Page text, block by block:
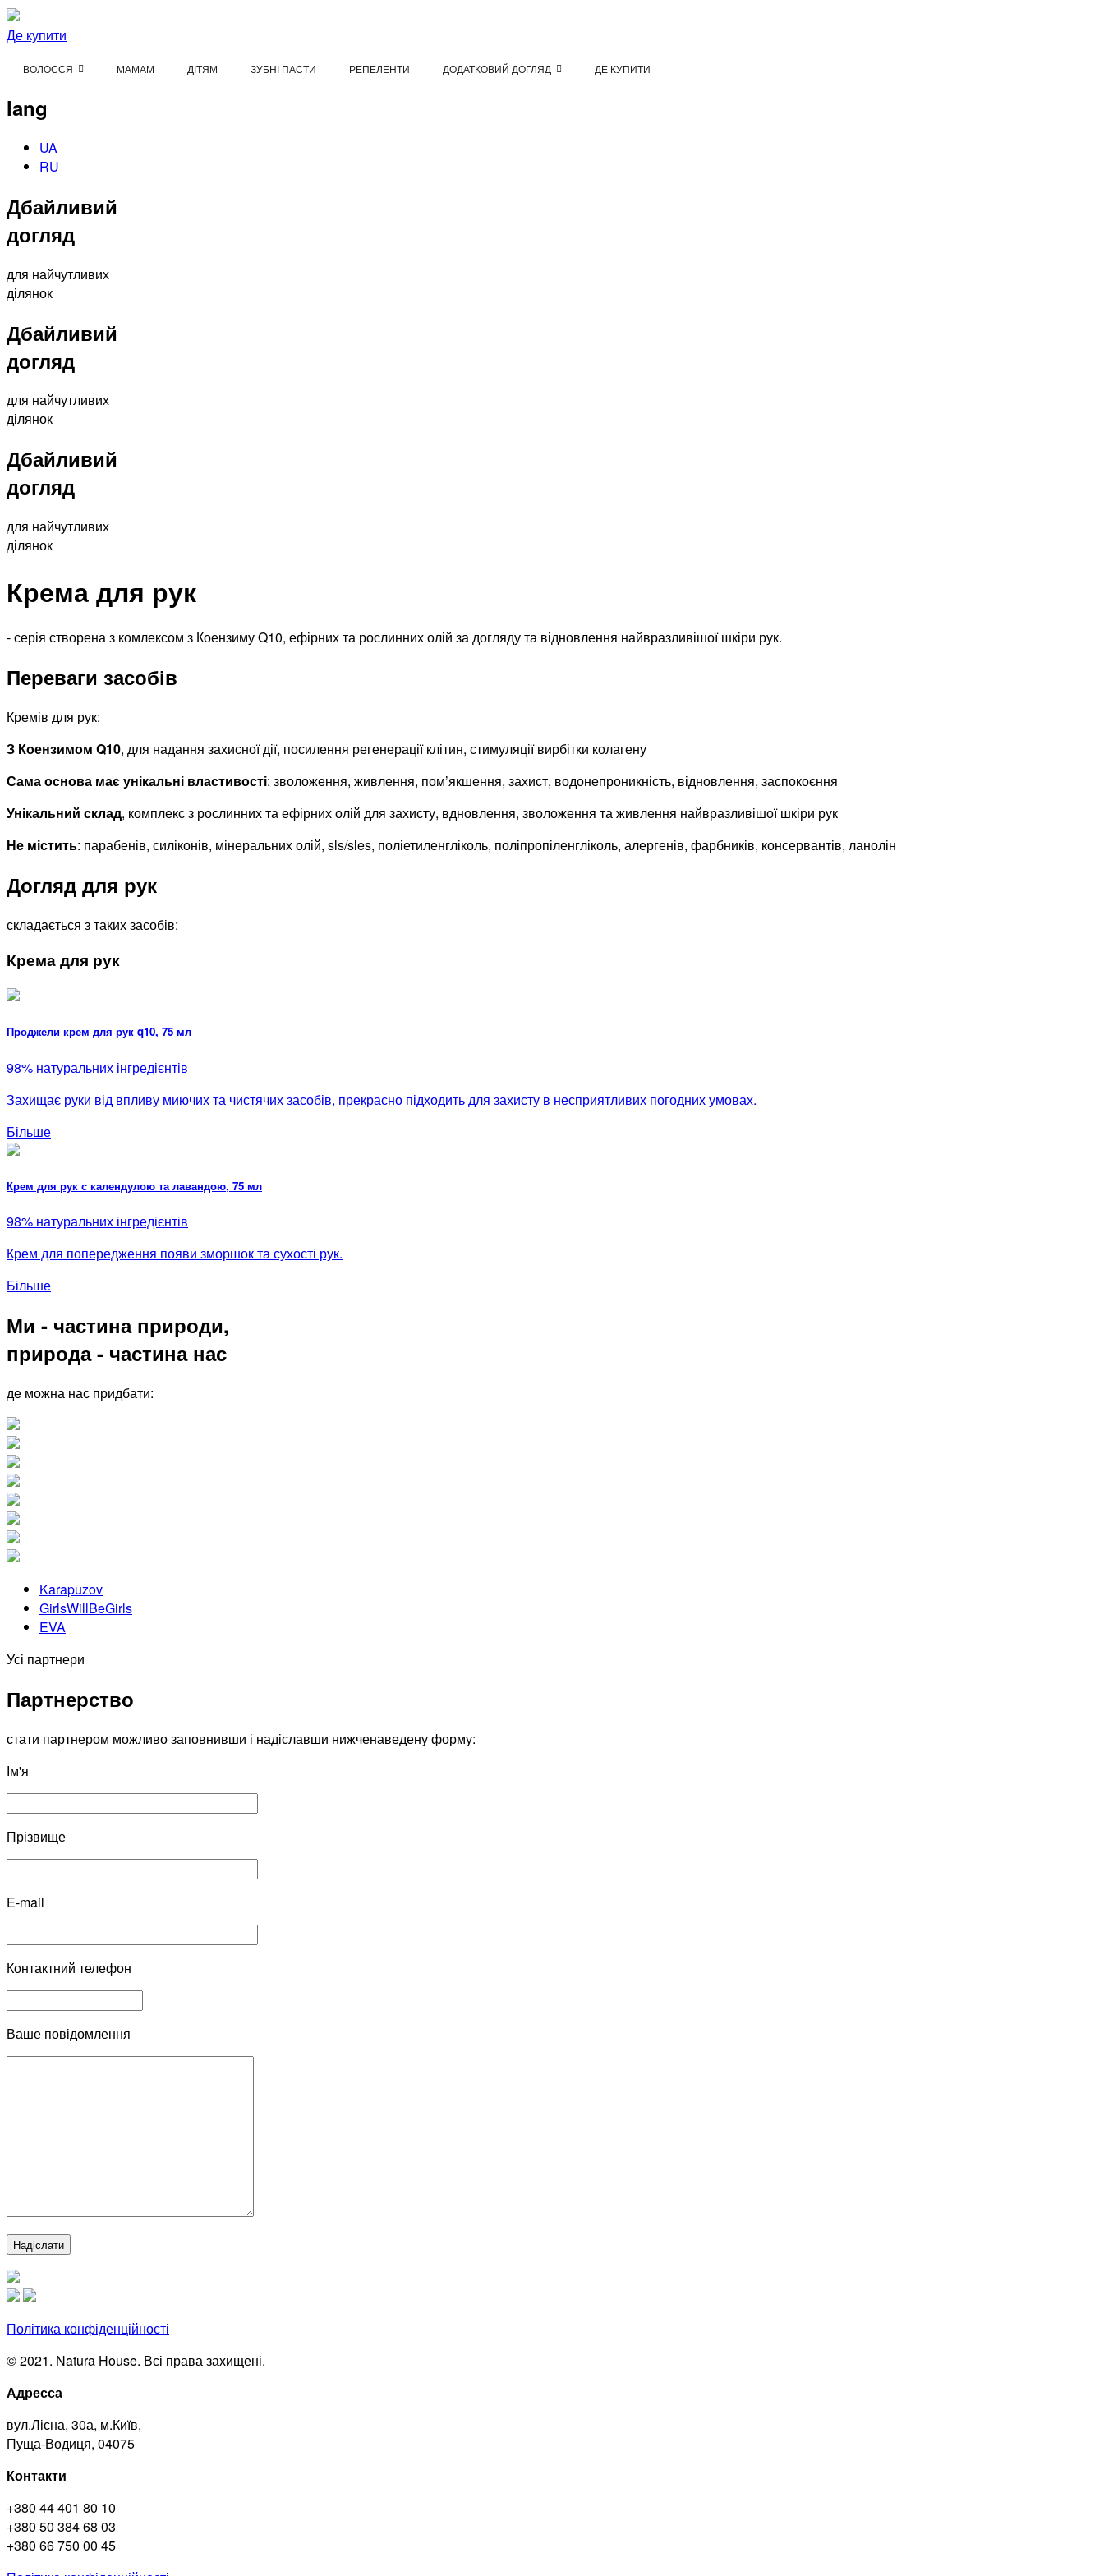
Де купити
ВОЛОССЯ МАМАМ ДІТЯМ ЗУБНІ ПАСТИ РЕПЕЛЕНТИ ДОДАТКОВИЙ ДОГЛЯД ДЕ КУПИТИ
lang
UA
RU
Дбайливий
догляд
для найчутливих
ділянок
Дбайливий
догляд
для найчутливих
ділянок
Дбайливий
догляд
для найчутливих
ділянок
Крема для рук
- серія створена з комлексом з Коензиму Q10, ефірних та рослинних олій за догляду та відновлення найвразливішої шкіри рук.
Переваги засобів
Кремів для рук:
З Коензимом Q10, для надання захисної дії, посилення регенерації клітин, стимуляції вирбітки колагену
Сама основа має унікальні властивості: зволоження, живлення, пом’якшення, захист, водонепроникність, відновлення, заспокоєння
Унікальний склад, комплекс з рослинних та ефірних олій для захисту, вдновлення, зволоження та живлення найвразливішої шкіри рук
Не містить: парабенів, силіконів, мінеральних олій, sls/sles, поліетиленгліколь, поліпропіленгліколь, алергенів, фарбників, консервантів, ланолін
Догляд для рук
складається з таких засобів:
Крема для рук
Проджели крем для рук q10, 75 мл
98% натуральних інгредієнтів
Захищає руки від впливу миючих та чистячих засобів, прекрасно підходить для захисту в несприятливих погодних умовах.
Більше
Крем для рук с календулою та лавандою, 75 мл
98% натуральних інгредієнтів
Крем для попередження появи зморшок та сухості рук.
Більше
Ми - частина природи,
природа - частина нас
де можна нас придбати:
Karapuzov
GirlsWillBeGirls
EVA
Усі партнери
Партнерство
стати партнером можливо заповнивши і надіславши нижченаведену форму:
Ім'я
Прізвище
E-mail
Контактний телефон
Ваше повідомлення
Політика конфіденційності
© 2021. Natura House. Всі права захищені.
Адресса
вул.Лісна, 30а, м.Київ,
Пуща-Водиця, 04075
Контакти
+380 44 401 80 10
+380 50 384 68 03
+380 66 750 00 45